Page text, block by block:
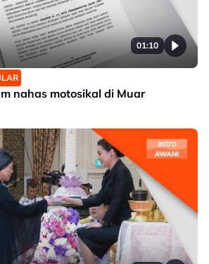
01:10
nahas motosikal di Muar